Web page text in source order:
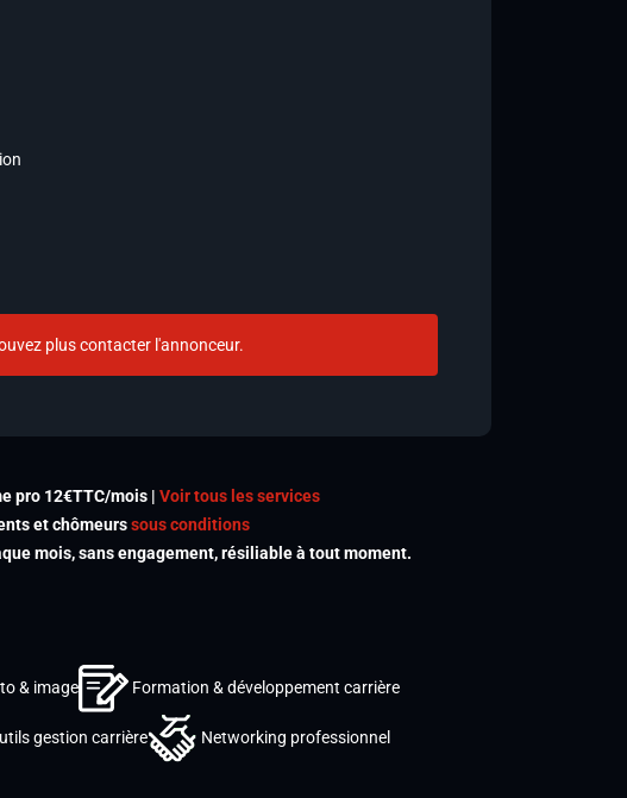
plus contacter l'annonceur.
pro 12€TTC/mois | Voir tous les services
et chômeurssous conditions
mois, sans engagement, résiliable à tout moment.
& image Formation & développement carrière
gestion carrière Networking professionnel